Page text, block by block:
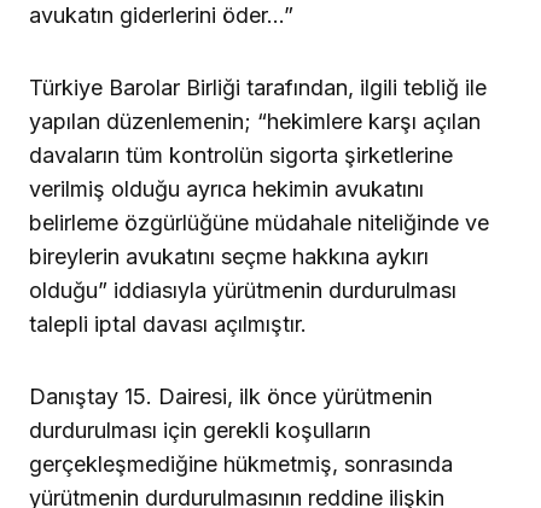
avukatın giderlerini öder…”
Türkiye Barolar Birliği tarafından, ilgili tebliğ ile
yapılan düzenlemenin; “hekimlere karşı açılan
davaların tüm kontrolün sigorta şirketlerine
verilmiş olduğu ayrıca hekimin avukatını
belirleme özgürlüğüne müdahale niteliğinde ve
bireylerin avukatını seçme hakkına aykırı
olduğu” iddiasıyla yürütmenin durdurulması
talepli iptal davası açılmıştır.
Danıştay 15. Dairesi, ilk önce yürütmenin
durdurulması için gerekli koşulların
gerçekleşmediğine hükmetmiş, sonrasında
yürütmenin durdurulmasının reddine ilişkin